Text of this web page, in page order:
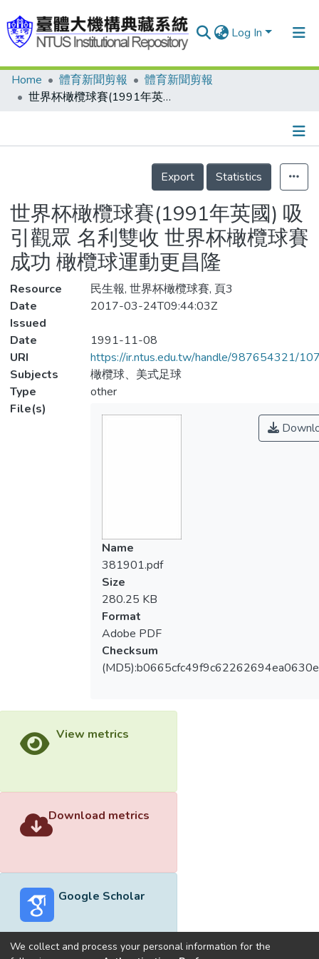
Log In
Communities & Collections
Statistics
Home 體育新聞剪報
體育新聞剪報
世界杯橄欖球賽(1991年英國) 吸引觀眾 名利雙收 世界杯橄欖球賽成功 橄欖球運動更昌隆
Details
Export
Statistics
世界杯橄欖球賽(1991年英國) 吸
引觀眾 名利雙收 世界杯橄欖球賽
成功 橄欖球運動更昌隆
Resource
民生報, 世界杯橄欖球賽, 頁3
Date
Issued
2017-03-24T09:44:03Z
Date
1991-11-08
URI
https://ir.ntus.edu.tw/handle/987654321/
Subjects
橄欖球、美式足球
Type
other
File(s)
Name
381901.pdf
Size
280.25 KB
Format
Adobe PDF
Checksum
View metrics
Download metrics
Google Scholar
We collect and process your personal information for the